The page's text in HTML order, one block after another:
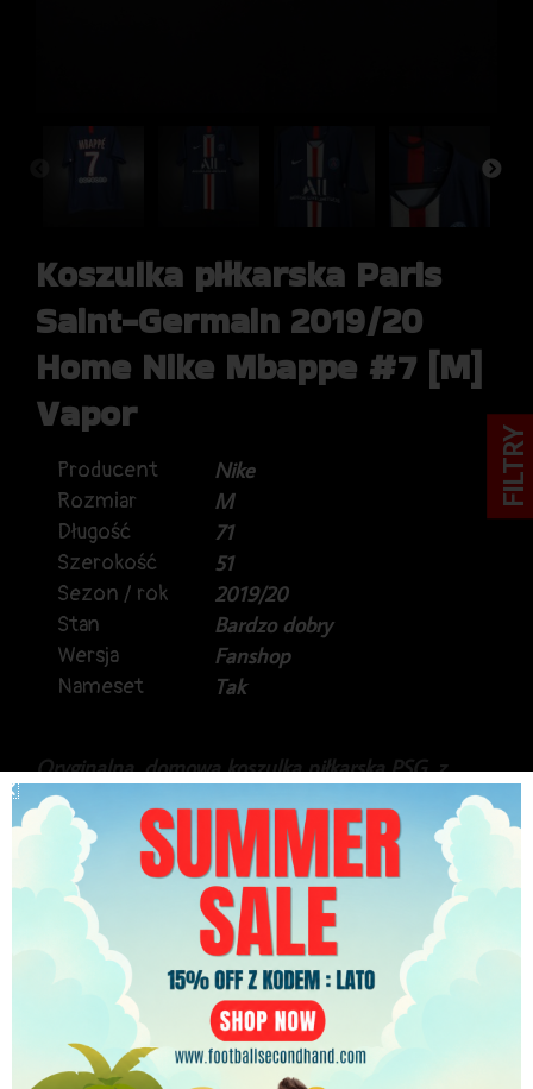
Koszulka piłkarska Paris
Saint-Germain 2019/20
Home Nike Mbappe #7 [M]
Vapor
Producent
Nike
Rozmiar
M
Długość
71
Szerokość
51
Sezon / rok
2019/20
Stan
Bardzo dobry
Wersja
Fanshop
Nameset
Tak
Oryginalna, domowa koszulka piłkarska PSG, z
sezonu 2019/20.
Produkt marki Nike, w wyższej wersji Vapor.
Na plecach Kylian Mbappe.
Stan idealny.
519.99 zł
FILTRY